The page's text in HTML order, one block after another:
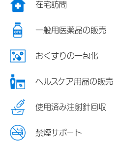
在宅訪問
一般用医薬品の販売
おくすりの一包化
ヘルスケア用品の販売
使用済み注射針回収
禁煙サポート